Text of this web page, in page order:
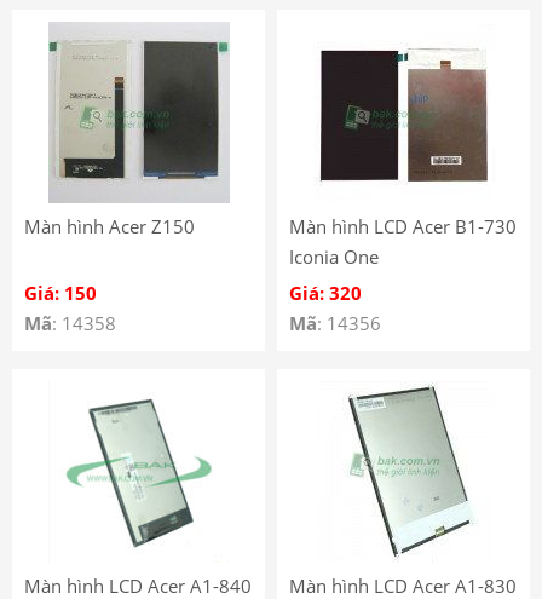
Màn hình Acer Z150
Giá: 150
Mã: 14358
Màn hình LCD Acer B1-730
Iconia One
Giá: 320
Mã: 14356
Màn hình LCD Acer A1-840 Màn hình LCD Acer A1-830